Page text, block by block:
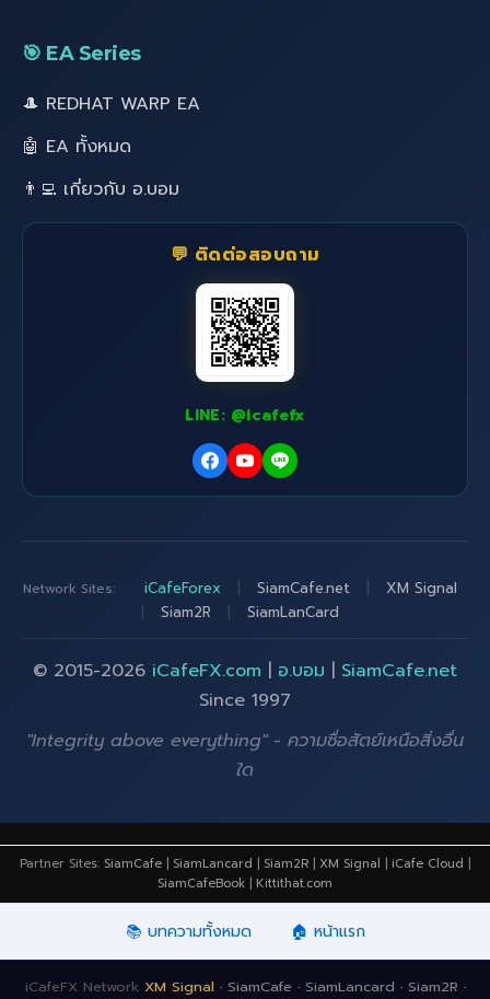
🎯 EA Series
🎩 REDHAT WARP EA
🤖 EA ทั้งหมด
👨‍💻 เกี่ยวกับ อ.บอม
💬 ติดต่อสอบถาม
LINE: @icafefx
Network Sites: iCafeForex SiamCafe.net
XM Signal
Siam2R SiamLanCard
© 2015-2026 iCafeFX.com | อ.บอม | SiamCafe.net
Since 1997
"Integrity above everything" - ความซื่อสัตย์เหนือสิ่งอื่น
ใด
Partner Sites: SiamCafe | SiamLancard | Siam2R | XM Signal | iCafe Cloud |
SiamCafeBook | Kittithat.com
📚 บทความทั้งหมด 🏠 หน้าแรก
iCafeFX Network XM Signal · SiamCafe · SiamLancard · Siam2R ·